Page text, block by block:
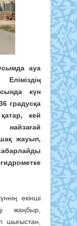
ауа
күн
градусқа
кей
жауып,
екінші
жаңбыр,
шығыстан,